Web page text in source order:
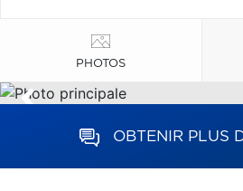
PHOTOS
OBTENIR PLUS